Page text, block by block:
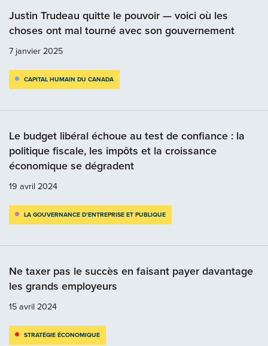
Justin Trudeau quitte le pouvoir — voici où les
choses ont mal tourné avec son gouvernement
7 janvier 2025
CAPITAL HUMAIN DU CANADA
Le budget libéral échoue au test de confiance : la
politique fiscale, les impôts et la croissance
économique se dégradent
19 avril 2024
LA GOUVERNANCE D’ENTREPRISE ET PUBLIQUE
Ne taxer pas le succès en faisant payer davantage
les grands employeurs
15 avril 2024
STRATÉGIE ÉCONOMIQUE